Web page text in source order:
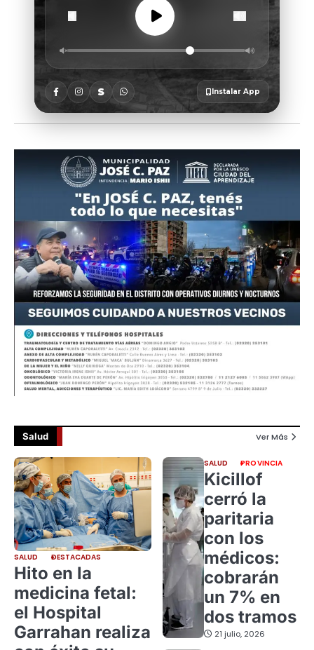
Salud Ver Más
SALUD DESTACADAS
Hito en la
medicina fetal:
el Hospital
Garrahan realiza
SALUD PROVINCIA
Kicillof
cerró la
paritaria
con los
médicos:
cobrarán
un 7% en
dos tramos
21 julio, 2026